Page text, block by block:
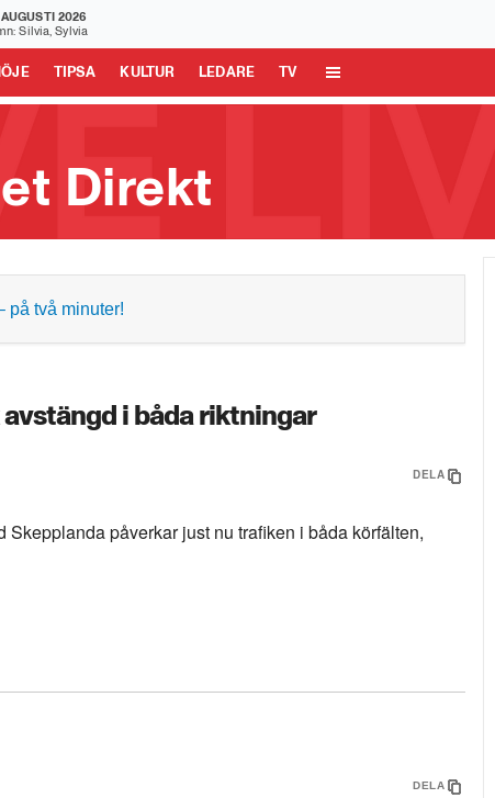
2026
Silvia, Sylvia
TIPSA KULTUR LEDARE TV
Media.Schibsted News Media AB är ansvarig för dina data på denna
Direkt
på två minuter!
i båda riktningar
DELA
påverkar just nu trafiken i båda körfälten,
DELA